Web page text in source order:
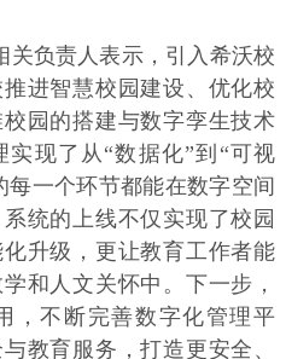
关负责人表示，引入希沃校
进智慧校园建设、优化校
园的搭建与数字孪生技术
现了从“数据化”到“可视
一个环节都能在数字空间
统的上线不仅实现了校园
升级，更让教育工作者能
和人文关怀中。下一步，
，不断完善数字化管理平
教育服务，打造更安全、